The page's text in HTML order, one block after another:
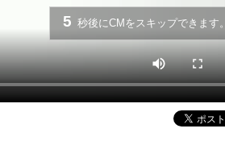
5 秒後にCMをスキップできます。